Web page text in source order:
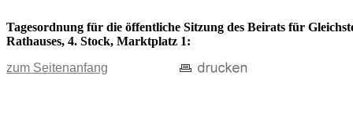
Tagesordnung für die öffentliche Sitzung des Beirats für
Rathauses, 4. Stock, Marktplatz 1:
zum Seitenanfang